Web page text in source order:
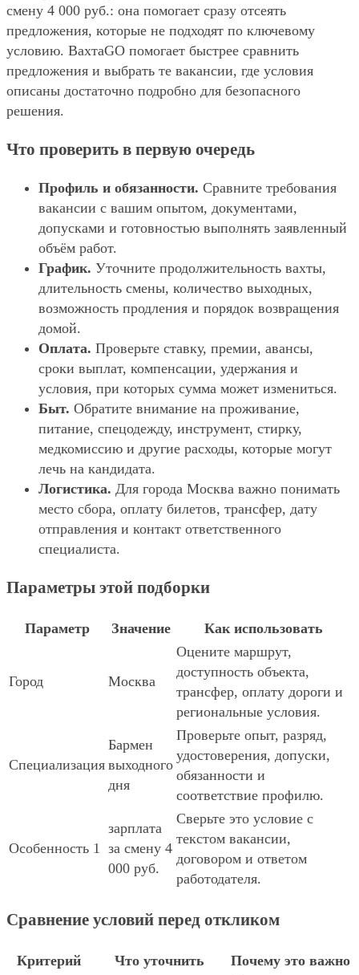
смену 4 000 руб.: она помогает сразу отсеять
предложения, которые не подходят по ключевому
условию. ВахтаGO помогает быстрее сравнить
предложения и выбрать те вакансии, где условия
описаны достаточно подробно для безопасного
решения.
Что проверить в первую очередь
Профиль и обязанности. Сравните требования
вакансии с вашим опытом, документами,
допусками и готовностью выполнять заявленный
объём работ.
График. Уточните продолжительность вахты,
длительность смены, количество выходных,
возможность продления и порядок возвращения
домой.
Оплата. Проверьте ставку, премии, авансы,
сроки выплат, компенсации, удержания и
условия, при которых сумма может измениться.
Быт. Обратите внимание на проживание,
питание, спецодежду, инструмент, стирку,
медкомиссию и другие расходы, которые могут
лечь на кандидата.
Логистика. Для города Москва важно понимать
место сбора, оплату билетов, трансфер, дату
отправления и контакт ответственного
специалиста.
Параметры этой подборки
Параметр Значение Как использовать
Город Москва
Оцените маршрут,
доступность объекта,
трансфер, оплату дороги и
региональные условия.
Специализация
Бармен
выходного
дня
Проверьте опыт, разряд,
удостоверения, допуски,
обязанности и
соответствие профилю.
Особенность 1
зарплата
за смену 4
000 руб.
Сверьте это условие с
текстом вакансии,
договором и ответом
работодателя.
Сравнение условий перед откликом
Критерий Что уточнить Почему это важно